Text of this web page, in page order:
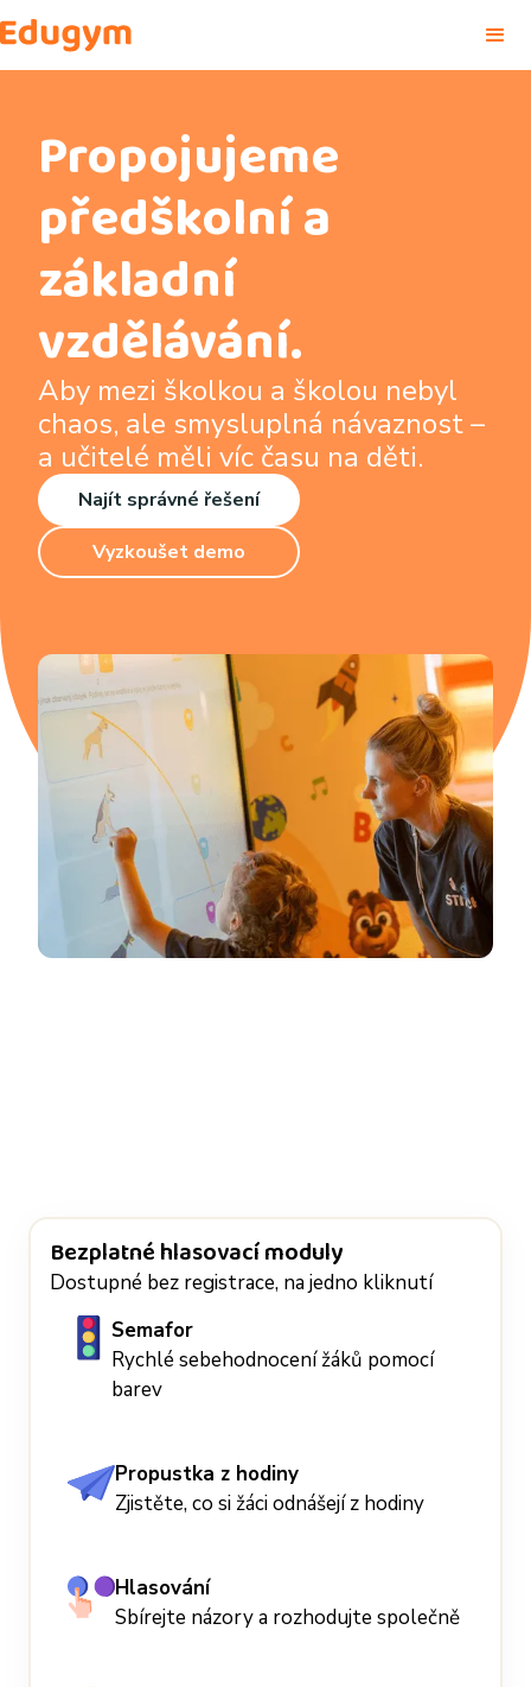
Propojujeme
předškolní a
základní
vzdělávání.
Aby mezi školkou a školou nebyl
chaos, ale smysluplná návaznost –
a učitelé měli víc času na děti.
Najít správné řešení
Vyzkoušet demo
Bezplatné hlasovací moduly
Dostupné bez registrace, na jedno kliknutí
Semafor
Rychlé sebehodnocení žáků pomocí
barev
Propustka z hodiny
Zjistěte, co si žáci odnášejí z hodiny
Hlasování
Sbírejte názory a rozhodujte společně